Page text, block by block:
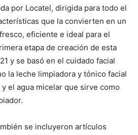
por Locatel, dirigida para todo el
que la convierten en un
eficiente e ideal para el
etapa de creación de esta
y se basó en el cuidado facial
la leche limpiadora y tónico facial
el agua micelar que sirve como
se incluyeron artículos